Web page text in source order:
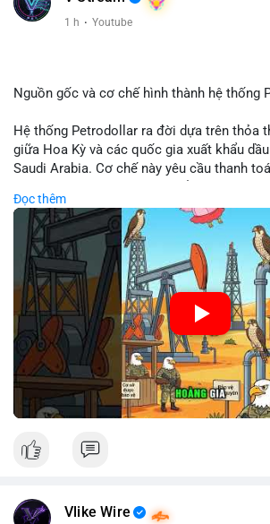
Xem chi tiết các bài viết đầy đủ tại dòng
1 h · Youtube
Nguồn gốc và cơ chế hình thành hệ thống
Hệ thống Petrodollar ra đời dựa trên thỏa
giữa Hoa Kỳ và các quốc gia xuất khẩu
Saudi Arabia. Cơ chế này yêu cầu thanh
đồng tiền này trong thương mại quốc tế.
Petrodollar đóng vai trò then chốt trong
mạnh tài chính Mỹ và ảnh hưởng trực tiếp
cầu.
🎥 Xem video trực tiếp tại:
Nguồn: Cú Thông Thái
Đọc thêm
Vlike Wire